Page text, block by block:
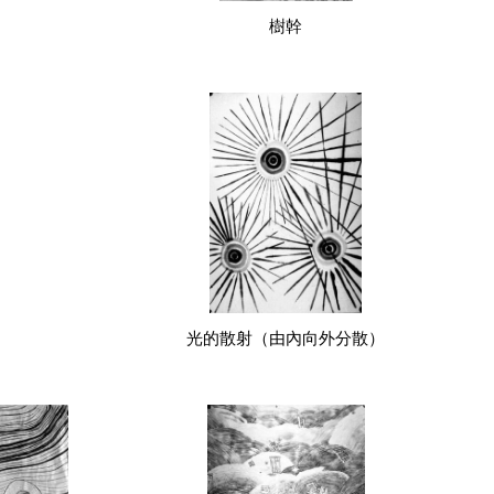
樹幹
光的散射（由內向外分散）